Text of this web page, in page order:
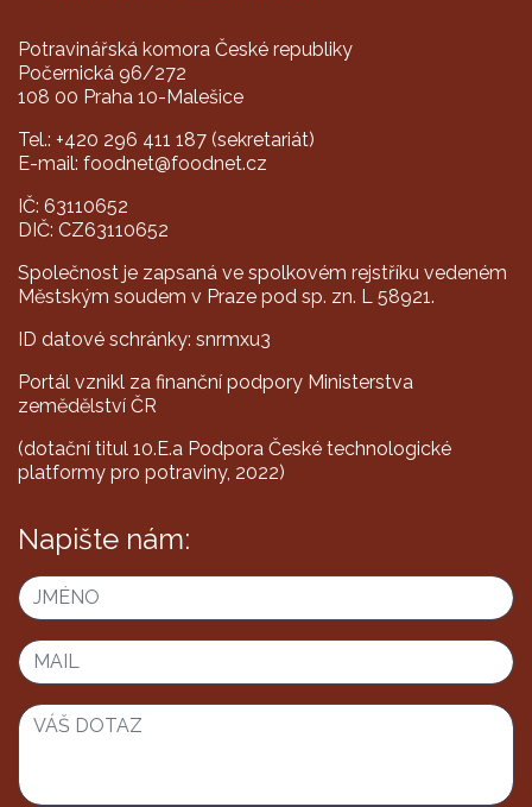
Potravinářská komora České republiky
Počernická 96/272
108 00 Praha 10-Malešice
Tel.: +420 296 411 187 (sekretariát)
E-mail: foodnet@foodnet.cz
IČ: 63110652
DIČ: CZ63110652
Společnost je zapsaná ve spolkovém rejstříku vedeném
Městským soudem v Praze pod sp. zn. L 58921.
ID datové schránky: snrmxu3
Portál vznikl za finanční podpory Ministerstva
zemědělství ČR
(dotační titul 10.E.a Podpora České technologické
platformy pro potraviny, 2022)
Napište nám: